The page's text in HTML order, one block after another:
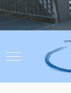
Mobile Menu